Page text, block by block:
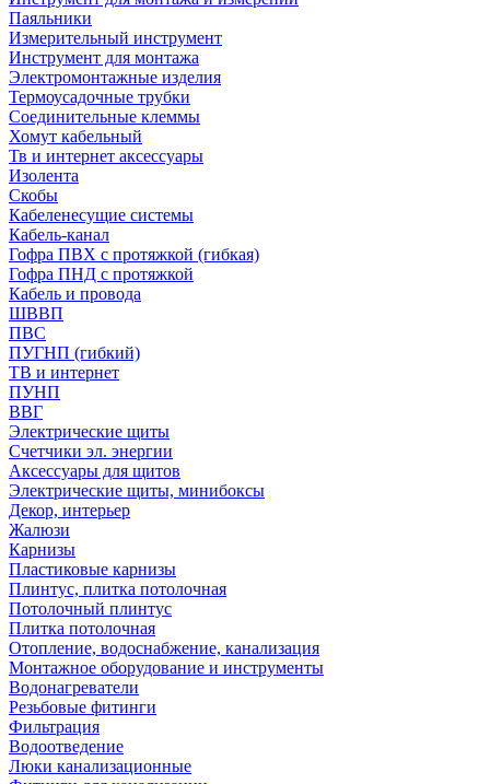
Паяльники
Измерительный инструмент
Инструмент для монтажа
Электромонтажные изделия
Термоусадочные трубки
Соединительные клеммы
Хомут кабельный
Тв и интернет аксессуары
Изолента
Скобы
Кабеленесущие системы
Кабель-канал
Гофра ПВХ с протяжкой (гибкая)
Гофра ПНД с протяжкой
Кабель и провода
ШВВП
ПВС
ПУГНП (гибкий)
ТВ и интернет
ПУНП
ВВГ
Электрические щиты
Счетчики эл. энергии
Аксессуары для щитов
Электрические щиты, минибоксы
Декор, интерьер
Жалюзи
Карнизы
Пластиковые карнизы
Плинтус, плитка потолочная
Потолочный плинтус
Плитка потолочная
Отопление, водоснабжение, канализация
Монтажное оборудование и инструменты
Водонагреватели
Резьбовые фитинги
Фильтрация
Водоотведение
Люки канализационные